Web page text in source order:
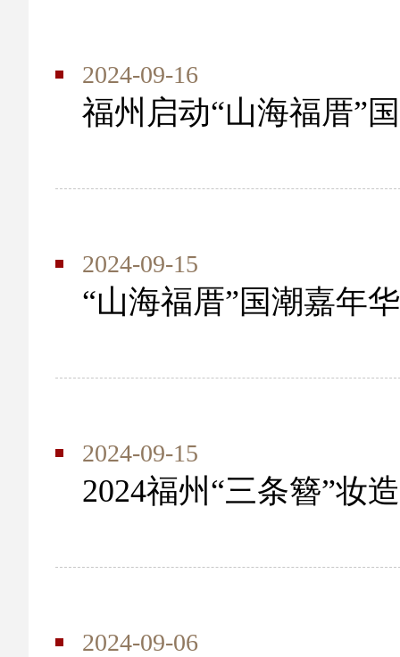
2024-09-16
福州启动“山海福厝”
2024-09-15
“山海福厝”国潮嘉年
2024-09-15
2024福州“三条簪”妆
2024-09-06